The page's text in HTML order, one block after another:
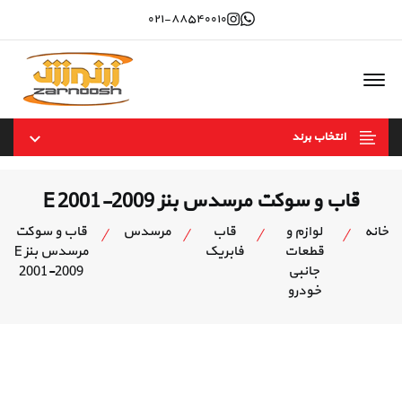
whatsapp
Instagram
۰۲۱-۸۸۵۴۰۰۱۰
انتخاب برند
قاب و سوکت مرسدس بنز E 2001-2009
خانه
لوازم و
قطعات
جانبی
خودرو
قاب
فابریک
مرسدس
قاب و سوکت
مرسدس بنز E
2001-2009